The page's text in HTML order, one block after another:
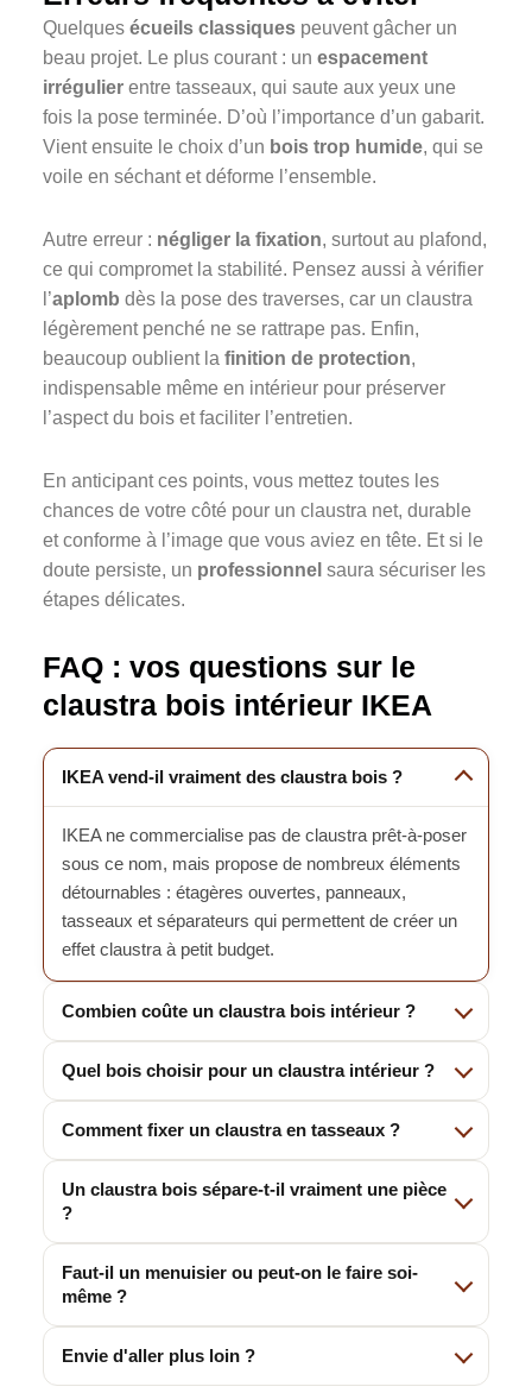
Quelques écueils classiques peuvent gâcher un
beau projet. Le plus courant : un espacement
irrégulier entre tasseaux, qui saute aux yeux une
fois la pose terminée. D’où l’importance d’un gabarit.
Vient ensuite le choix d’un bois trop humide, qui se
voile en séchant et déforme l’ensemble.
Autre erreur : négliger la fixation, surtout au plafond,
ce qui compromet la stabilité. Pensez aussi à vérifier
l’aplomb dès la pose des traverses, car un claustra
légèrement penché ne se rattrape pas. Enfin,
beaucoup oublient la finition de protection,
indispensable même en intérieur pour préserver
l’aspect du bois et faciliter l’entretien.
En anticipant ces points, vous mettez toutes les
chances de votre côté pour un claustra net, durable
et conforme à l’image que vous aviez en tête. Et si le
doute persiste, un professionnel saura sécuriser les
étapes délicates.
FAQ : vos questions sur le
claustra bois intérieur IKEA
IKEA vend-il vraiment des claustra bois ?
IKEA ne commercialise pas de claustra prêt-à-poser
sous ce nom, mais propose de nombreux éléments
détournables : étagères ouvertes, panneaux,
tasseaux et séparateurs qui permettent de créer un
effet claustra à petit budget.
Combien coûte un claustra bois intérieur ?
Quel bois choisir pour un claustra intérieur ?
Comment fixer un claustra en tasseaux ?
Un claustra bois sépare-t-il vraiment une pièce
?
Faut-il un menuisier ou peut-on le faire soi-
même ?
Envie d'aller plus loin ?